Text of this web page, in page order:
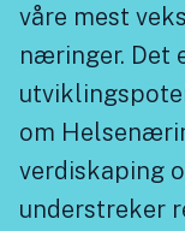
våre mest
næringer. Det
om
verdiskaping
understreker